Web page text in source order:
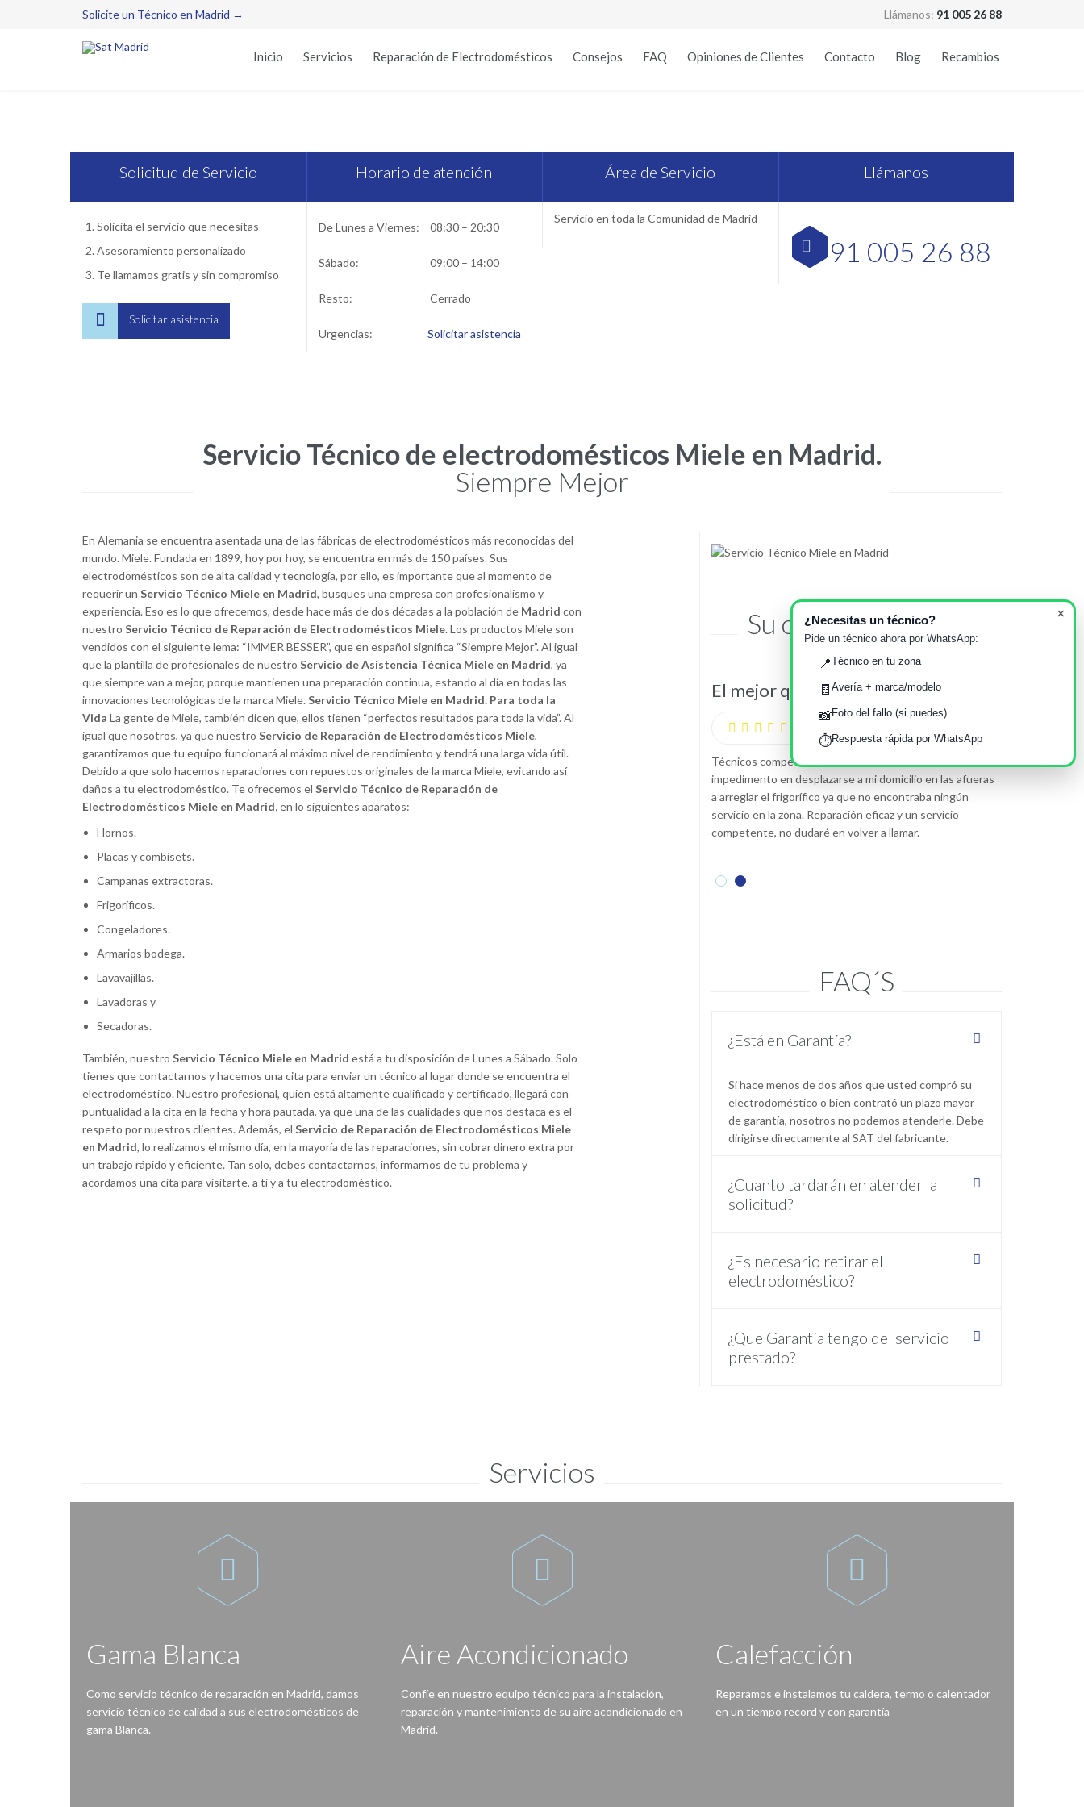
Solicite un Técnico en Madrid → Llámanos: 91 005 26 88
Inicio Servicios Reparación de Electrodomésticos Consejos FAQ Opiniones de Clientes Contacto Blog Recambios
Servicio Técnico Miele en Madrid
Solicitud de Servicio
Solicita el servicio que necesitas
Asesoramiento personalizado
Te llamamos gratis y sin compromiso
 Solicitar asistencia
Horario de atención
De Lunes a Viernes: 08:30 – 20:30
Sábado: 09:00 – 14:00
Resto: Cerrado
Urgencias: Solicitar asistencia
Área de Servicio
Servicio en toda la Comunidad de Madrid
Llámanos
 91 005 26 88
Servicio Técnico de electrodomésticos Miele en Madrid.
Siempre Mejor
En Alemania se encuentra asentada una de las fábricas de electrodomésticos más reconocidas del
mundo. Miele. Fundada en 1899, hoy por hoy, se encuentra en más de 150 países. Sus
electrodomésticos son de alta calidad y tecnología, por ello, es importante que al momento de
requerir un Servicio Técnico Miele en Madrid, busques una empresa con profesionalismo y
experiencia. Eso es lo que ofrecemos, desde hace más de dos décadas a la población de Madrid con
nuestro Servicio Técnico de Reparación de Electrodomésticos Miele. Los productos Miele son
vendidos con el siguiente lema: “IMMER BESSER”, que en español significa “Siempre Mejor”. Al igual
que la plantilla de profesionales de nuestro Servicio de Asistencia Técnica Miele en Madrid, ya
que siempre van a mejor, porque mantienen una preparación continua, estando al día en todas las
innovaciones tecnológicas de la marca Miele. Servicio Técnico Miele en Madrid. Para toda la
Vida La gente de Miele, también dicen que, ellos tienen “perfectos resultados para toda la vida”. Al
igual que nosotros, ya que nuestro Servicio de Reparación de Electrodomésticos Miele,
garantizamos que tu equipo funcionará al máximo nivel de rendimiento y tendrá una larga vida útil.
Debido a que solo hacemos reparaciones con repuestos originales de la marca Miele, evitando así
daños a tu electrodoméstico. Te ofrecemos el Servicio Técnico de Reparación de
Electrodomésticos Miele en Madrid,en lo siguientes aparatos:
Hornos.
Placas y combisets.
Campanas extractoras.
Frigoríficos.
Congeladores.
Armarios bodega.
Lavavajillas.
Lavadoras y
Secadoras.
También, nuestro Servicio Técnico Miele en Madrid está a tu disposición de Lunes a Sábado. Solo
tienes que contactarnos y hacemos una cita para enviar un técnico al lugar donde se encuentra el
electrodoméstico. Nuestro profesional, quien está altamente cualificado y certificado, llegará con
puntualidad a la cita en la fecha y hora pautada, ya que una de las cualidades que nos destaca es el
respeto por nuestros clientes. Además, el Servicio de Reparación de Electrodomésticos Miele
en Madrid, lo realizamos el mismo día, en la mayoría de las reparaciones, sin cobrar dinero extra por
un trabajo rápido y eficiente. Tan solo, debes contactarnos, informarnos de tu problema y
acordamos una cita para visitarte, a ti y a tu electrodoméstico.
Su opinión importa
El mejor que he encontrado
 Dolores Acosta
Técnicos competentes y agradables. No pusieron ningún
impedimento en desplazarse a mi domicilio en las afueras
a arreglar el frigorífico ya que no encontraba ningún
servicio en la zona. Reparación eficaz y un servicio
competente, no dudaré en volver a llamar.
Servicio Técnico Profesional

Técnicos competentes y agradables. No pusieron ningún
impedimento en desplazarse a la playa a arreglar el
El mejor que he encontrado
    
Técnicos competentes y agradables. No pusieron ningún
impedimento en desplazarse a mi domicilio en las afueras
a arreglar el frigorífico ya que no encontraba ningún
servicio en la zona. Reparación eficaz y un servicio
competente, no dudaré en volver a llamar.
FAQ´S
¿Está en Garantía?
Si hace menos de dos años que usted compró su
electrodoméstico o bien contrató un plazo mayor
de garantía, nosotros no podemos atenderle. Debe
dirigirse directamente al SAT del fabricante.
¿Cuanto tardarán en atender la
solicitud?
¿Es necesario retirar el
electrodoméstico?
¿Que Garantía tengo del servicio
prestado?
Servicios

Gama Blanca
Como servicio técnico de reparación en Madrid, damos
servicio técnico de calidad a sus electrodomésticos de
gama Blanca.

Aire Acondicionado
Confíe en nuestro equipo técnico para la instalación,
reparación y mantenimiento de su aire acondicionado en
Madrid.

Calefacción
Reparamos e instalamos tu caldera, termo o calentador
en un tiempo record y con garantía
×
¿Necesitas un técnico?
Pide un técnico ahora por WhatsApp:
📍Técnico en tu zona
🧾 Avería + marca/modelo
📸Foto del fallo (si puedes)
⏱️Respuesta rápida por WhatsApp